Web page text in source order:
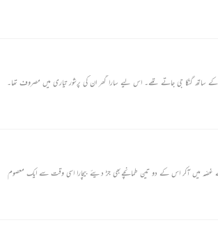
کے ساتھ گنگا جی جاتے تھے۔ اس لیے سارا گھر ان کی پرشور تیاری میں مصروف تھا۔
نے غصّہ میں آکر اس کے دو تین طمانچےبھی جڑ دیئے بیچارا اسی وقت سے ایک معصوم